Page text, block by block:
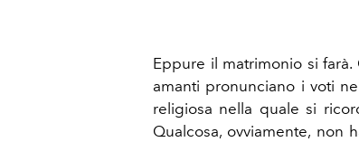
Eppure il matrimonio si
amanti pronunciano i voti
religiosa nella quale si
Qualcosa, ovviamente, non